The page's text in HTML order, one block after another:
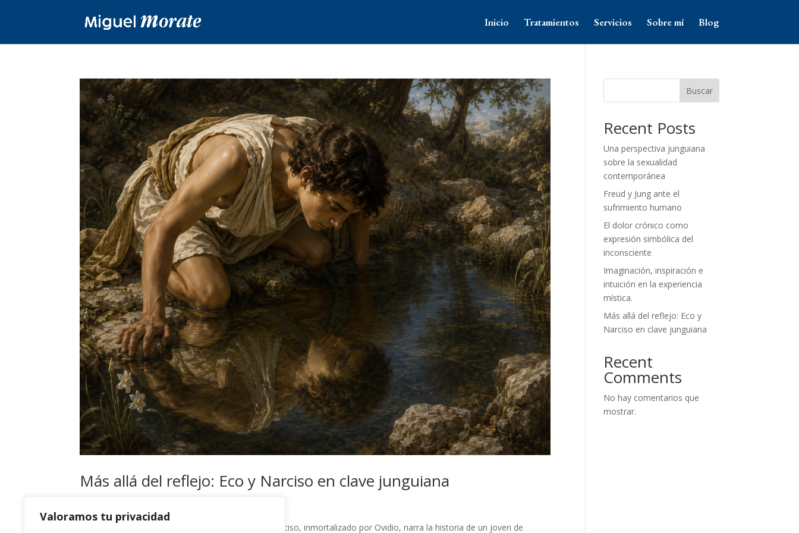
Valoramos tu privacidad
Inicio Tratamientos Servicios Sobre mí Blog
Más allá del reflejo: Eco y Narciso en clave junguiana
Por Miguel Morate Introducción El mito de Eco y Narciso, inmortalizado por Ovidio, narra la historia de un joven de
Buscar
Recent Posts
Una perspectiva junguiana
sobre la sexualidad
contemporánea
Freud y Jung ante el
sufrimiento humano
El dolor crónico como
expresión simbólica del
inconsciente
Imaginación, inspiración e
intuición en la experiencia
mística.
Más allá del reflejo: Eco y
Narciso en clave junguiana
Recent
Comments
No hay comentarios que
mostrar.